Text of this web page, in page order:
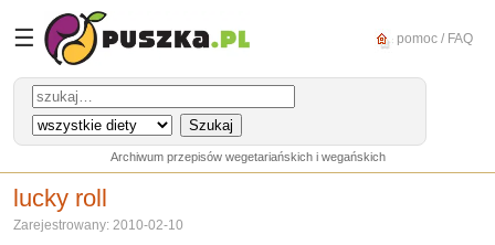
☰ pomoc / FAQ
Archiwum przepisów wegetariańskich i wegańskich
lucky roll
Zarejestrowany: 2010-02-10